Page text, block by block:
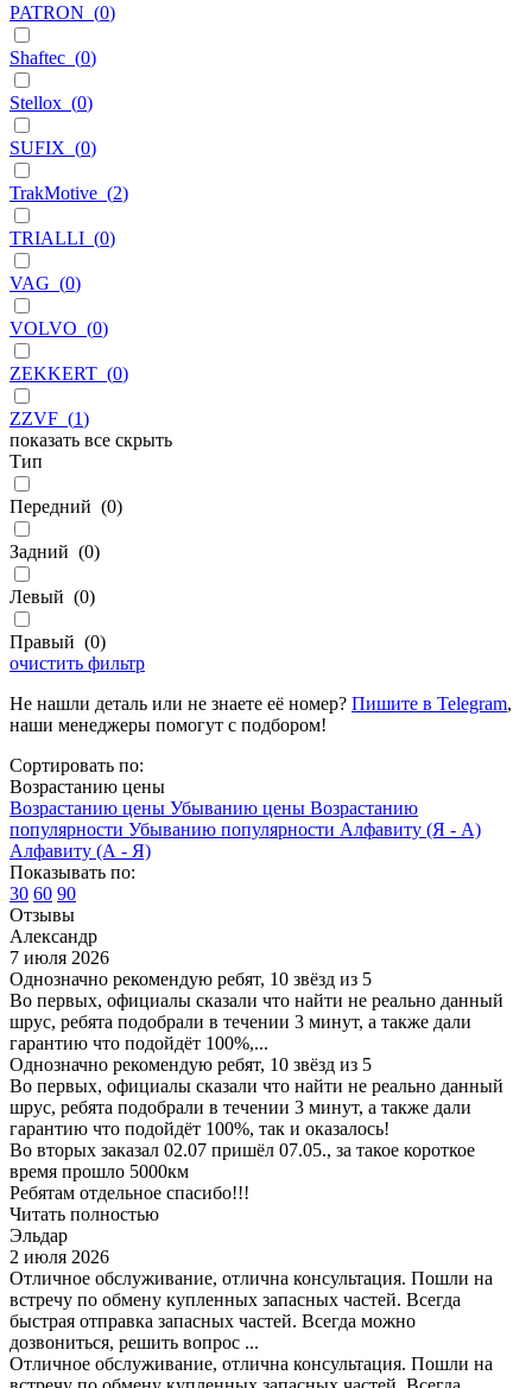
PATRON (0)
Shaftec (0)
Stellox (0)
SUFIX (0)
TrakMotive (2)
TRIALLI (0)
VAG (0)
VOLVO (0)
ZEKKERT (0)
ZZVF (1)
показать все скрыть
Тип
Передний (0)
Задний (0)
Левый (0)
Правый (0)
очистить фильтр
Не нашли деталь или не знаете её номер? Пишите в Telegram,
наши менеджеры помогут с подбором!
Сортировать по:
Возрастанию цены
Возрастанию цены Убыванию цены Возрастанию
популярности Убыванию популярности Алфавиту (Я - А)
Алфавиту (А - Я)
Показывать по:
30 60 90
Отзывы
Александр
7 июля 2026
Однозначно рекомендую ребят, 10 звёзд из 5
Во первых, официалы сказали что найти не реально данный
шрус, ребята подобрали в течении 3 минут, а также дали
гарантию что подойдёт 100%,...
Однозначно рекомендую ребят, 10 звёзд из 5
Во первых, официалы сказали что найти не реально данный
шрус, ребята подобрали в течении 3 минут, а также дали
гарантию что подойдёт 100%, так и оказалось!
Во вторых заказал 02.07 пришёл 07.05., за такое короткое
время прошло 5000км
Ребятам отдельное спасибо!!!
Читать полностью
Эльдар
2 июля 2026
Отличное обслуживание, отлична консультация. Пошли на
встречу по обмену купленных запасных частей. Всегда
быстрая отправка запасных частей. Всегда можно
дозвониться, решить вопрос ...
Отличное обслуживание, отлична консультация. Пошли на